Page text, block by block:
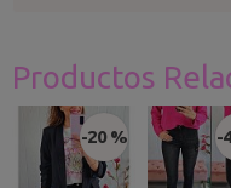
Productos
-20 % -